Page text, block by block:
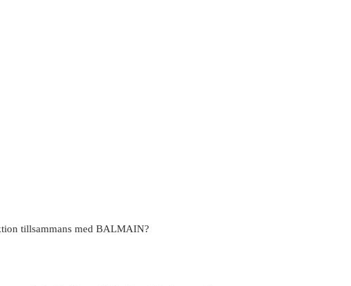
tillsammans med BALMAIN?